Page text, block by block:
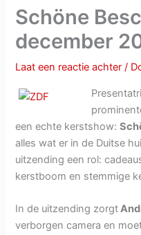
Schöne
december
Laat een reactie achter /
een echte kerstshow:
alles wat er in de Duitse
uitzending een rol:
kerstboom en stemmige
In de uitzending zorgt
verborgen camera en